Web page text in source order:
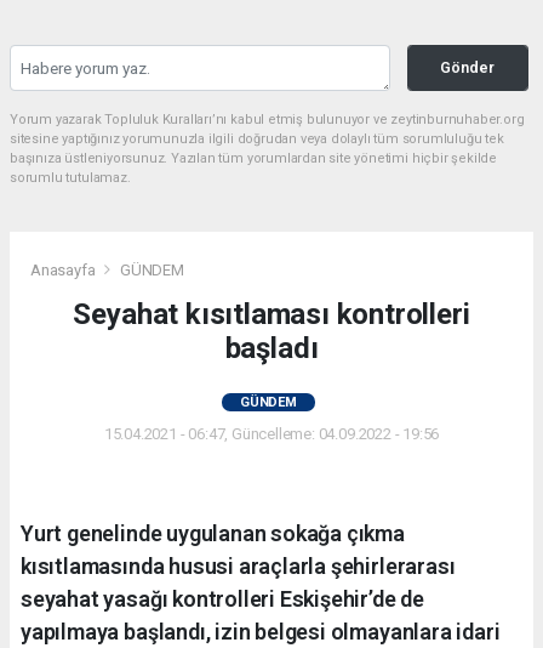
Gönder
Yorum yazarak Topluluk Kuralları’nı kabul etmiş bulunuyor ve zeytinburnuhaber.org
sitesine yaptığınız yorumunuzla ilgili doğrudan veya dolaylı tüm sorumluluğu tek
başınıza üstleniyorsunuz. Yazılan tüm yorumlardan site yönetimi hiçbir şekilde
sorumlu tutulamaz.
Anasayfa GÜNDEM
Seyahat kısıtlaması kontrolleri
başladı
GÜNDEM
15.04.2021 - 06:47, Güncelleme: 04.09.2022 - 19:56
Yurt genelinde uygulanan sokağa çıkma
kısıtlamasında hususi araçlarla şehirlerarası
seyahat yasağı kontrolleri Eskişehir’de de
yapılmaya başlandı, izin belgesi olmayanlara idari